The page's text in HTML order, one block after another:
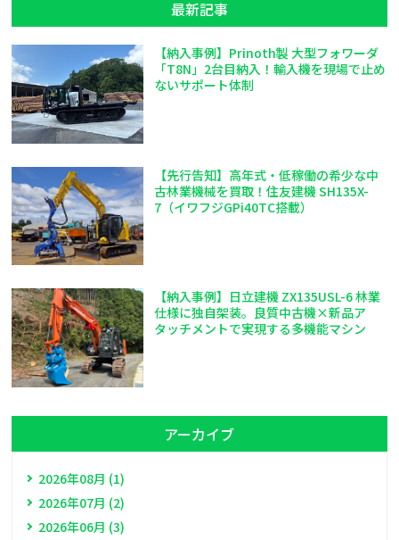
最新記事
【納入事例】Prinoth製 大型フォワーダ
「T8N」2台目納入！輸入機を現場で止め
ないサポート体制
【先行告知】高年式・低稼働の希少な中
古林業機械を買取！住友建機 SH135X-
7（イワフジGPi40TC搭載）
【納入事例】日立建機 ZX135USL-6 林業
仕様に独自架装。良質中古機×新品ア
タッチメントで実現する多機能マシン
アーカイブ
2026年08月 (1)
2026年07月 (2)
2026年06月 (3)